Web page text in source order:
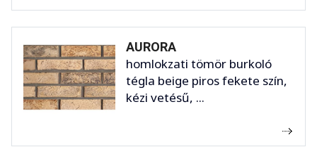
AURORA
homlokzati tömör burkoló
tégla beige piros fekete szín,
kézi vetésű, ...